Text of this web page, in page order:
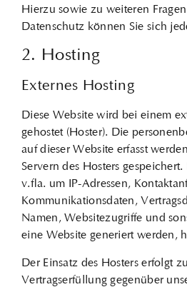
Hierzu sowie zu weiteren
Datenschutz können Sie sich
2. Hosting
Externes Hosting
Diese Website wird bei einem
gehostet (Hoster). Die
auf dieser Website erfasst
Servern des Hosters
v. a. um IP-Adressen,
Kommunikationsdaten,
Namen, Websitezugriffe und
eine Website generiert werden,
Der Einsatz des Hosters erfolgt
Vertragserfüllung gegenüber